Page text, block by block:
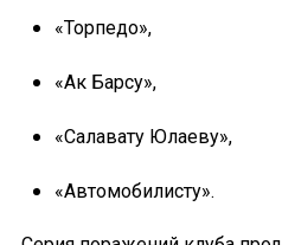
«Торпедо»,
«Ак Барсу»,
«Салавату Юлаеву»,
«Автомобилисту».